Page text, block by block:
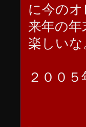
に今のオ
来年の
楽しいな
２００